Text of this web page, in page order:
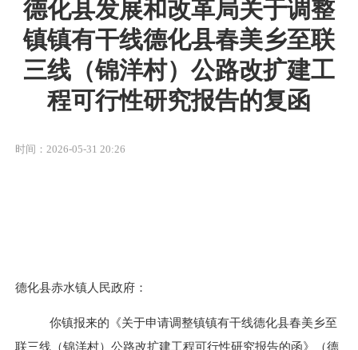
德化县发展和改革局关于调整
镇镇有干线德化县春美乡至联
三线（锦洋村）公路改扩建工
程可行性研究报告的复函
时间：2026-05-31 20:26
德化县赤水镇人民政府 ：
你镇报来的《关于申请调整镇镇有干线德化县春美乡至
联三线（锦洋村）公路改扩建工程可行性研究报告的函》（德